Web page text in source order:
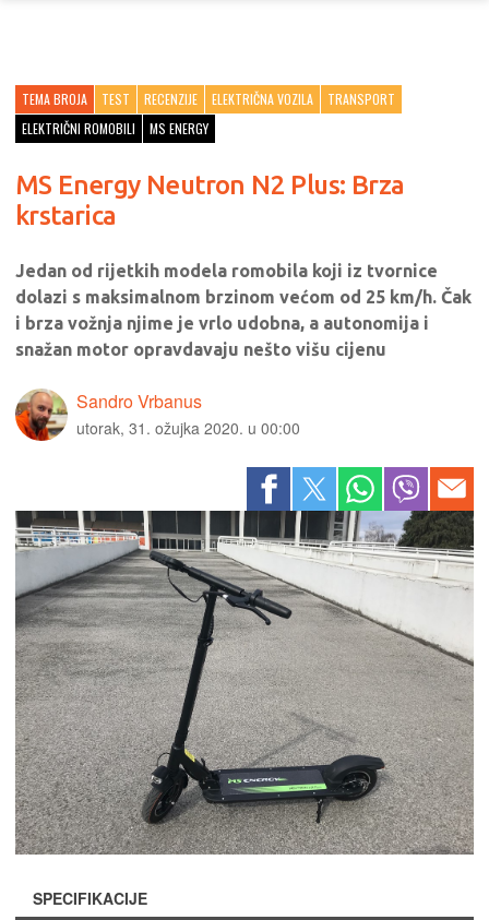
TEMA BROJA TEST RECENZIJE ELEKTRIČNA VOZILA
TRANSPORT
ELEKTRIČNI ROMOBILI
MS ENERGY
MS Energy Neutron N2 Plus: Brza
krstarica
Jedan od rijetkih modela romobila koji iz tvornice
dolazi s maksimalnom brzinom većom od 25 km/h. Čak
i brza vožnja njime je vrlo udobna, a autonomija i
snažan motor opravdavaju nešto višu cijenu
Sandro Vrbanus
utorak, 31. ožujka 2020. u 00:00
SPECIFIKACIJE